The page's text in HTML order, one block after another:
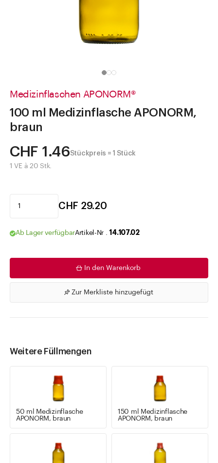
Medizinflaschen APONORM®
100 ml Medizinflasche APONORM,
braun
CHF 1.46Stückpreis = 1 Stück
1 VE à 20 Stk.
CHF 29.20
Ab Lager verfügbarArtikel-Nr . 14.107.02
In den Warenkorb
Zur Merkliste hinzugefügt
Weitere Füllmengen
50 ml Medizinflasche
APONORM, braun
150 ml Medizinflasche
APONORM, braun